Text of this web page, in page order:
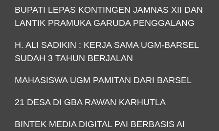
BUPATI LEPAS KONTINGEN JAMNAS XII DAN
LANTIK PRAMUKA GARUDA PENGGALANG
H. ALI SADIKIN : KERJA SAMA UGM-BARSEL
SUDAH 3 TAHUN BERJALAN
MAHASISWA UGM PAMITAN DARI BARSEL
21 DESA DI GBA RAWAN KARHUTLA
BINTEK MEDIA DIGITAL PAI BERBASIS AI